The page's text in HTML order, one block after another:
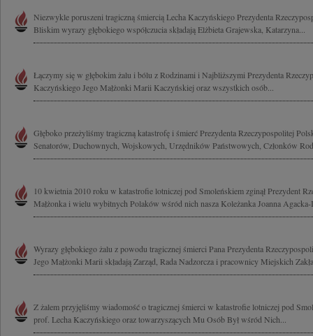
Niezwykle poruszeni tragiczną śmiercią Lecha Kaczyńskiego Prezydenta
Bliskim wyrazy głębokiego współczucia składają Elżbieta Grajewska, Katarzyna...
Łączymy się w głębokim żalu i bólu z Rodzinami i Najbliższymi Prezydenta
Kaczyńskiego Jego Małżonki Marii Kaczyńskiej oraz wszystkich osób...
Głęboko przeżyliśmy tragiczną katastrofę i śmierć Prezydenta Rzeczypospolitej
Senatorów, Duchownych, Wojskowych, Urzędników Państwowych, Członków
10 kwietnia 2010 roku w katastrofie lotniczej pod Smoleńskiem zginął Prezydent
Małżonka i wielu wybitnych Polaków wśród nich nasza Koleżanka Joanna Agacka-
Wyrazy głębokiego żalu z powodu tragicznej śmierci Pana Prezydenta
Jego Małżonki Marii składają Zarząd, Rada Nadzorcza i pracownicy Miejskich
Z żalem przyjęliśmy wiadomość o tragicznej śmierci w katastrofie lotniczej pod
prof. Lecha Kaczyńskiego oraz towarzyszących Mu Osób Był wśród Nich...